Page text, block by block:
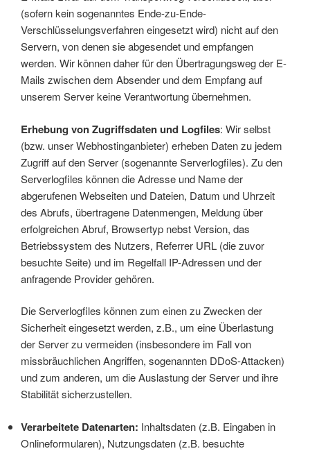
(sofern kein sogenanntes Ende-zu-Ende-
Verschlüsselungsverfahren eingesetzt wird) nicht auf den
Servern, von denen sie abgesendet und empfangen
werden. Wir können daher für den Übertragungsweg der E-
Mails zwischen dem Absender und dem Empfang auf
unserem Server keine Verantwortung übernehmen.
Erhebung von Zugriffsdaten und Logfiles: Wir selbst
(bzw. unser Webhostinganbieter) erheben Daten zu jedem
Zugriff auf den Server (sogenannte Serverlogfiles). Zu den
Serverlogfiles können die Adresse und Name der
abgerufenen Webseiten und Dateien, Datum und Uhrzeit
des Abrufs, übertragene Datenmengen, Meldung über
erfolgreichen Abruf, Browsertyp nebst Version, das
Betriebssystem des Nutzers, Referrer URL (die zuvor
besuchte Seite) und im Regelfall IP-Adressen und der
anfragende Provider gehören.
Die Serverlogfiles können zum einen zu Zwecken der
Sicherheit eingesetzt werden, z.B., um eine Überlastung
der Server zu vermeiden (insbesondere im Fall von
missbräuchlichen Angriffen, sogenannten DDoS-Attacken)
und zum anderen, um die Auslastung der Server und ihre
Stabilität sicherzustellen.
Verarbeitete Datenarten: Inhaltsdaten (z.B. Eingaben in
Onlineformularen), Nutzungsdaten (z.B. besuchte